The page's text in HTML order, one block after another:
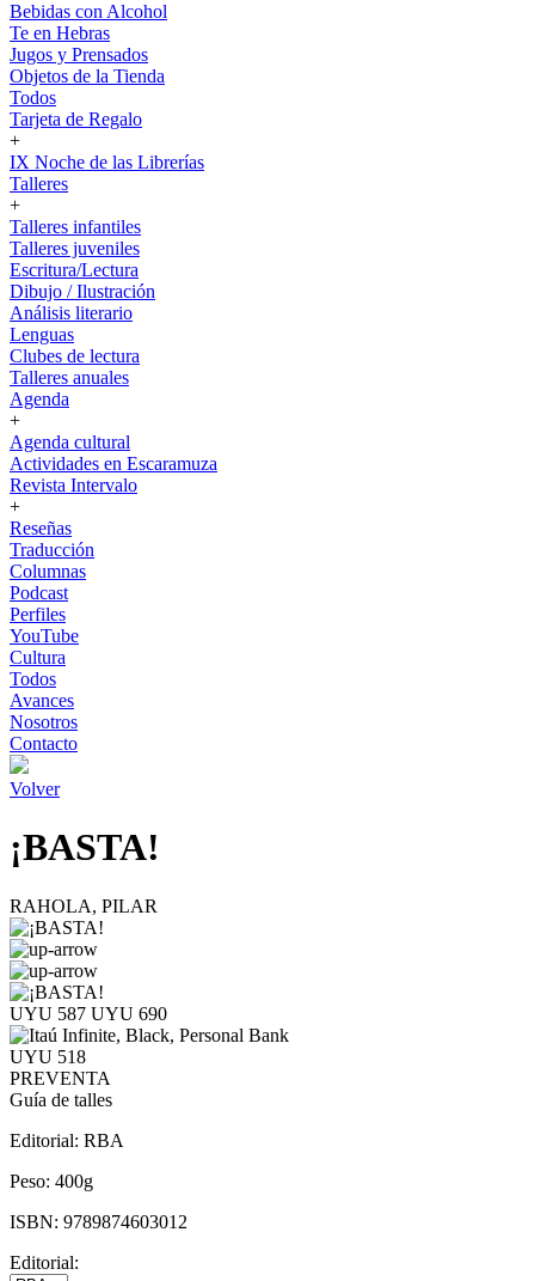
Bebidas con Alcohol
Te en Hebras
Jugos y Prensados
Objetos de la Tienda
Todos
Tarjeta de Regalo
+
IX Noche de las Librerías
Talleres
+
Talleres infantiles
Talleres juveniles
Escritura/Lectura
Dibujo / Ilustración
Análisis literario
Lenguas
Clubes de lectura
Talleres anuales
Agenda
+
Agenda cultural
Actividades en Escaramuza
Revista Intervalo
+
Reseñas
Traducción
Columnas
Podcast
Perfiles
YouTube
Cultura
Todos
Avances
Nosotros
Contacto
Volver
¡BASTA!
RAHOLA, PILAR
UYU 587 UYU 690
UYU 518
PREVENTA
Guía de talles
Editorial: RBA
Peso: 400g
ISBN: 9789874603012
Editorial: